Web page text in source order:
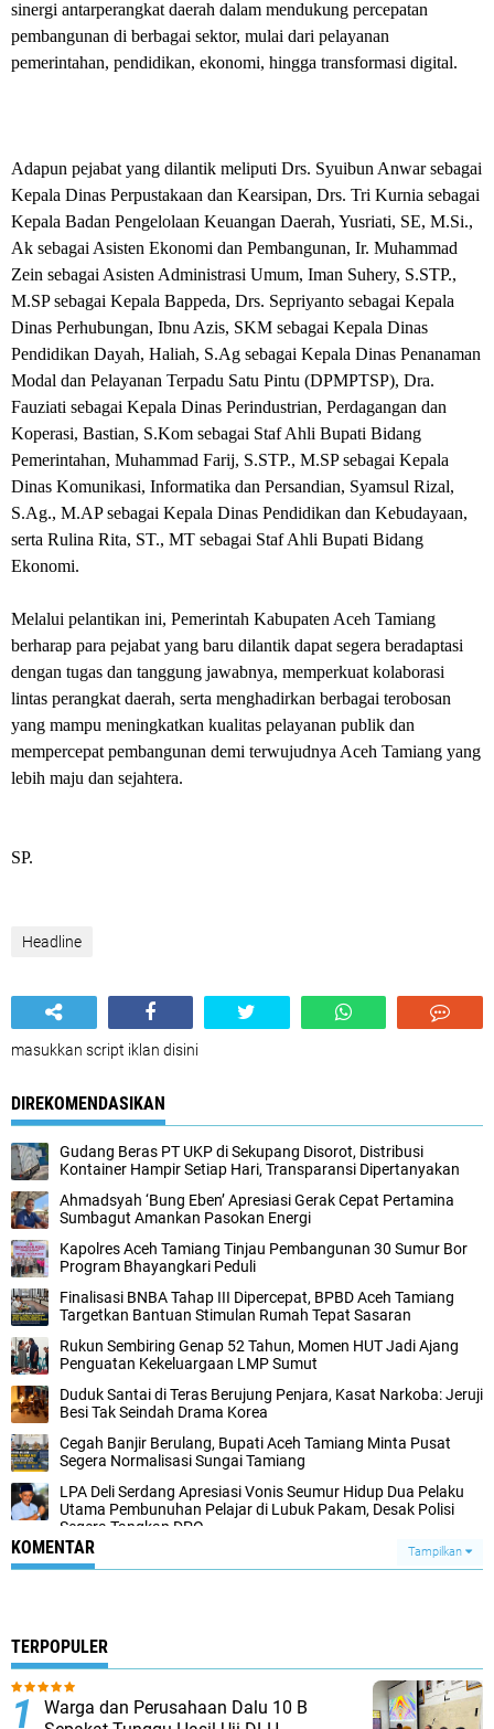
sinergi antarperangkat daerah dalam mendukung percepatan
pembangunan di berbagai sektor, mulai dari pelayanan
pemerintahan, pendidikan, ekonomi, hingga transformasi digital.
Adapun pejabat yang dilantik meliputi Drs. Syuibun Anwar sebagai
Kepala Dinas Perpustakaan dan Kearsipan, Drs. Tri Kurnia sebagai
Kepala Badan Pengelolaan Keuangan Daerah, Yusriati, SE, M.Si.,
Ak sebagai Asisten Ekonomi dan Pembangunan, Ir. Muhammad
Zein sebagai Asisten Administrasi Umum, Iman Suhery, S.STP.,
M.SP sebagai Kepala Bappeda, Drs. Sepriyanto sebagai Kepala
Dinas Perhubungan, Ibnu Azis, SKM sebagai Kepala Dinas
Pendidikan Dayah, Haliah, S.Ag sebagai Kepala Dinas Penanaman
Modal dan Pelayanan Terpadu Satu Pintu (DPMPTSP), Dra.
Fauziati sebagai Kepala Dinas Perindustrian, Perdagangan dan
Koperasi, Bastian, S.Kom sebagai Staf Ahli Bupati Bidang
Pemerintahan, Muhammad Farij, S.STP., M.SP sebagai Kepala
Dinas Komunikasi, Informatika dan Persandian, Syamsul Rizal,
S.Ag., M.AP sebagai Kepala Dinas Pendidikan dan Kebudayaan,
serta Rulina Rita, ST., MT sebagai Staf Ahli Bupati Bidang
Ekonomi.
Melalui pelantikan ini, Pemerintah Kabupaten Aceh Tamiang
berharap para pejabat yang baru dilantik dapat segera beradaptasi
dengan tugas dan tanggung jawabnya, memperkuat kolaborasi
lintas perangkat daerah, serta menghadirkan berbagai terobosan
yang mampu meningkatkan kualitas pelayanan publik dan
mempercepat pembangunan demi terwujudnya Aceh Tamiang yang
lebih maju dan sejahtera.
SP.
Headline
masukkan script iklan disini
DIREKOMENDASIKAN
Gudang Beras PT UKP di Sekupang Disorot, Distribusi
Kontainer Hampir Setiap Hari, Transparansi Dipertanyakan
Ahmadsyah ‘Bung Eben’ Apresiasi Gerak Cepat Pertamina
Sumbagut Amankan Pasokan Energi
Kapolres Aceh Tamiang Tinjau Pembangunan 30 Sumur Bor
Program Bhayangkari Peduli
Finalisasi BNBA Tahap III Dipercepat, BPBD Aceh Tamiang
Targetkan Bantuan Stimulan Rumah Tepat Sasaran
Rukun Sembiring Genap 52 Tahun, Momen HUT Jadi Ajang
Penguatan Kekeluargaan LMP Sumut
Duduk Santai di Teras Berujung Penjara, Kasat Narkoba: Jeruji
Besi Tak Seindah Drama Korea
Cegah Banjir Berulang, Bupati Aceh Tamiang Minta Pusat
Segera Normalisasi Sungai Tamiang
LPA Deli Serdang Apresiasi Vonis Seumur Hidup Dua Pelaku
Utama Pembunuhan Pelajar di Lubuk Pakam, Desak Polisi
Segera Tangkap DPO
KOMENTAR Tampilkan
TERPOPULER
Warga dan Perusahaan Dalu 10 B